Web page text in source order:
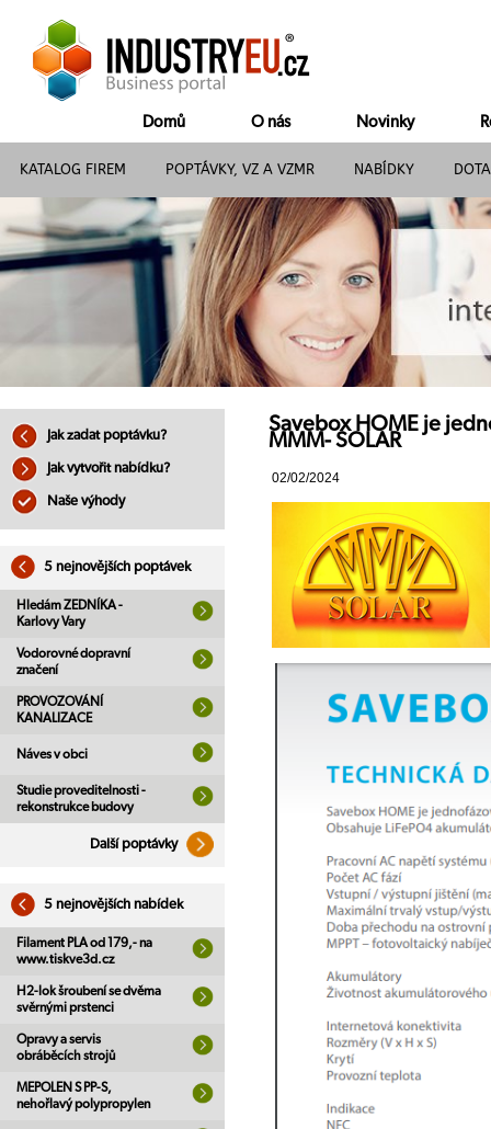
Domů O nás Novinky
KATALOG FIREM POPTÁVKY, VZ A VZMR NABÍDKY
Jak zadat poptávku?
Jak vytvořit nabídku?
Naše výhody
5 nejnovějších poptávek
Hledám ZEDNÍKA -
Karlovy Vary
Vodorovné dopravní
značení
PROVOZOVÁNÍ
KANALIZACE
Náves v obci
Studie proveditelnosti -
rekonstrukce budovy
Další poptávky
5 nejnovějších nabídek
Filament PLA od 179,- na
www.tiskve3d.cz
H2-lok šroubení se dvěma
svěrnými prstenci
Opravy a servis
obráběcích strojů
MEPOLEN S PP-S,
nehořlavý polypropylen
Savebox HOME je
MMM- SOLAR
02/02/2024